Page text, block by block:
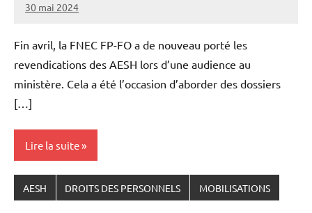
30 mai 2024
Snudifo44
Fin avril, la FNEC FP-FO a de nouveau porté les
revendications des AESH lors d’une audience au
ministère. Cela a été l’occasion d’aborder des dossiers
[…]
Lire la suite
AESH DROITS DES PERSONNELS MOBILISATIONS